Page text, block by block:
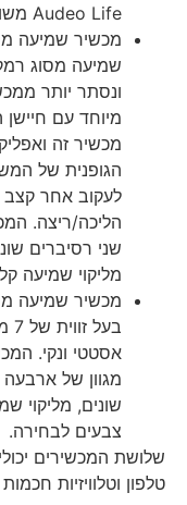
Audeo Life משווק ב-8 צבעים לבחירת המשתמש.
שמיעה מסוג
ונסתר יותר
מיוחד עם חיישן
מכשיר זה
הגופנית של
לעקוב אחר קצב
הליכה/ריצה.
שני רסיברים
מליקוי שמיעה קל עד חמור,
בעל
אסטטי ונקי.
מגוון של ארבעה
צבעים לבחירה.
טלפון וטלוויזיות